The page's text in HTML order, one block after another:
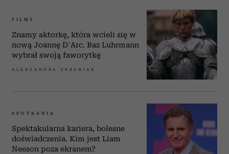
FILMY
Znamy aktorkę, która wcieli się w
nową Joannę D’Arc. Baz Luhrmann
wybrał swoją faworytkę
ALEKSANDRA URBANIAK
SPOTKANIA
Spektakularna kariera, bolesne
doświadczenia. Kim jest Liam
Neeson poza ekranem?